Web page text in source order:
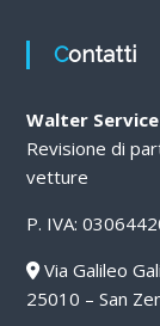
Contatti
Walter Service
Revisione di
vetture
P. IVA:
Via Galileo
25010 – San